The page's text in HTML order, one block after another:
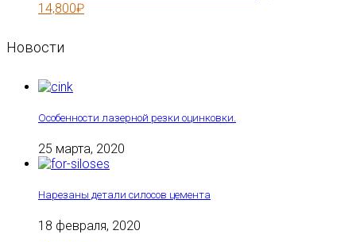
14,800₽
Новости
Особенности лазерной резки оцинковки.
25 марта, 2020
Нарезаны детали силосов цемента
18 февраля, 2020